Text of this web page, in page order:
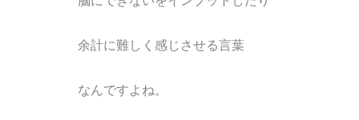
余計に難しく感じさせる言葉
なんですよね。